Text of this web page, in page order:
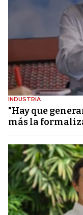
INDUSTRIA
"Hay que
más la